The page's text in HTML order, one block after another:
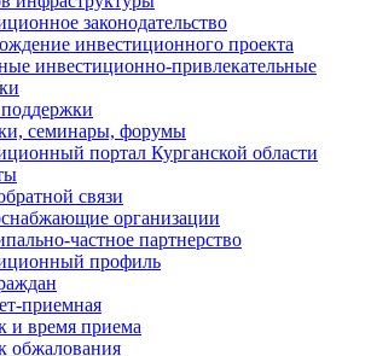
законодательство
инвестиционного проекта
инвестиционно-привлекательные
семинары, форумы
портал Курганской области
связи
организации
частное партнерство
профиль
приемная
и время приема
обжалования